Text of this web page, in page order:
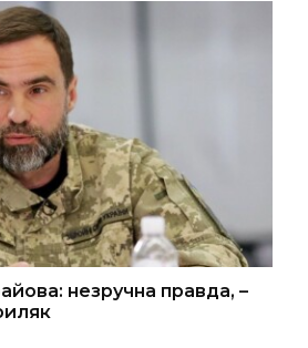
незручна правда, –